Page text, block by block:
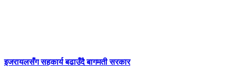
इजरायलसँग सहकार्य बढाउँदै बागमती सरकार